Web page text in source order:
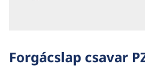
Forgácslap csavar